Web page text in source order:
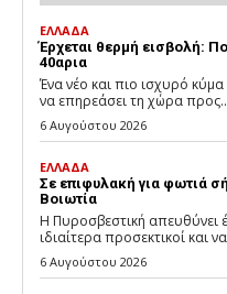
ΕΛΛΑΔΑ
Έρχεται θερμή εισβολή:
40αρια
Ένα νέο και πιο ισχυρό
να επηρεάσει τη χώρα
6 Αυγούστου 2026
ΕΛΛΑΔΑ
Σε επιφυλακή για φωτιά
Βοιωτία
Η Πυροσβεστική απευθύνει
ιδιαίτερα προσεκτικοί και
6 Αυγούστου 2026